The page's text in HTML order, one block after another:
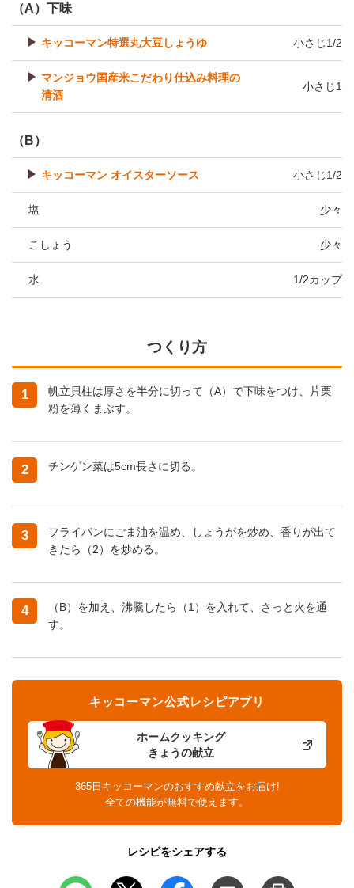
（A）下味
キッコーマン特選丸大豆しょうゆ 小さじ1/2
マンジョウ国産米こだわり仕込み料理の
清酒
小さじ1
（B）
キッコーマン オイスターソース 小さじ1/2
塩 少々
こしょう 少々
水 1/2カップ
つくり方
1
帆立貝柱は厚さを半分に切って（A）で下味をつけ、片栗
粉を薄くまぶす。
2 チンゲン菜は5cm長さに切る。
3
フライパンにごま油を温め、しょうがを炒め、香りが出て
きたら（2）を炒める。
4
（B）を加え、沸騰したら（1）を入れて、さっと火を通
す。
ホームクッキング
きょうの献立
キッコーマン公式レシピアプリ
365日キッコーマンのおすすめ献立をお届け!
全ての機能が無料で使えます。
レシピをシェアする